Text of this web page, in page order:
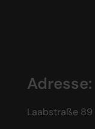
Adresse:
Laabstraße 89